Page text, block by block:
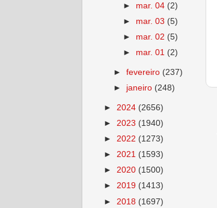
► mar. 04 (2)
► mar. 03 (5)
► mar. 02 (5)
► mar. 01 (2)
►fevereiro (237)
► janeiro (248)
► 2024 (2656)
► 2023 (1940)
► 2022 (1273)
► 2021 (1593)
► 2020 (1500)
► 2019 (1413)
► 2018 (1697)